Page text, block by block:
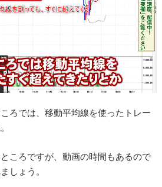
ろでは、移動平均線を使ったトレー
ころですが、動画の時間もあるので
しょう。